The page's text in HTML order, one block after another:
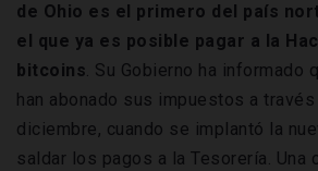
de Ohio es el primero del país
el que ya es posible pagar a la
bitcoins. Su Gobierno ha informado
han abonado sus impuestos a
diciembre, cuando se implantó la
saldar los pagos a la Tesorería. Una